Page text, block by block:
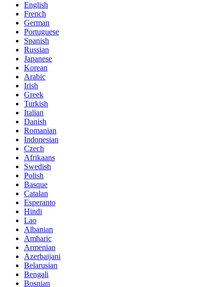
English
French
German
Portuguese
Spanish
Russian
Japanese
Korean
Arabic
Irish
Greek
Turkish
Italian
Danish
Romanian
Indonesian
Czech
Afrikaans
Swedish
Polish
Basque
Catalan
Esperanto
Hindi
Lao
Albanian
Amharic
Armenian
Azerbaijani
Belarusian
Bengali
Bosnian